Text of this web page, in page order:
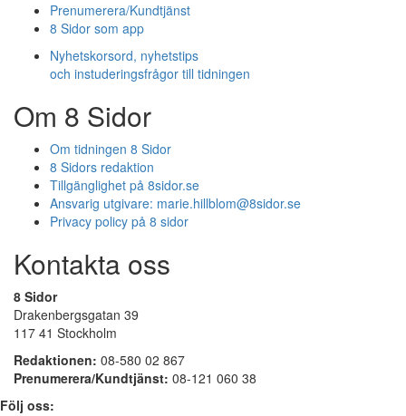
Prenumerera/Kundtjänst
8 Sidor som app
Nyhetskorsord, nyhetstips
och instuderingsfrågor till tidningen
Om 8 Sidor
Om tidningen 8 Sidor
8 Sidors redaktion
Tillgänglighet på 8sidor.se
Ansvarig utgivare: marie.hillblom@8sidor.se
Privacy policy på 8 sidor
Kontakta oss
8 Sidor
Drakenbergsgatan 39
117 41 Stockholm
Redaktionen: 08-580 02 867
Prenumerera/Kundtjänst: 08-121 060 38
Följ oss: